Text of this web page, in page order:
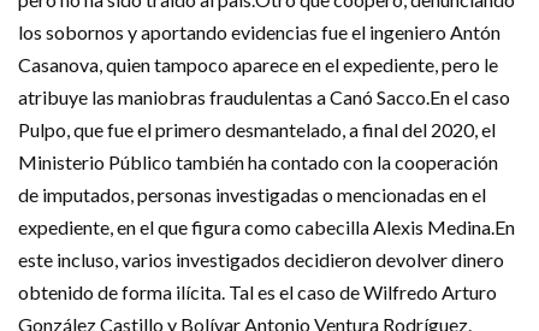
los sobornos y aportando evidencias fue el ingeniero Antón
Casanova, quien tampoco aparece en el expediente, pero le
atribuye las maniobras fraudulentas a Canó Sacco.En el caso
Pulpo, que fue el primero desmantelado, a final del 2020, el
Ministerio Público también ha contado con la cooperación
de imputados, personas investigadas o mencionadas en el
expediente, en el que figura como cabecilla Alexis Medina.En
este incluso, varios investigados decidieron devolver dinero
obtenido de forma ilícita. Tal es el caso de Wilfredo Arturo
González Castillo y Bolívar Antonio Ventura Rodríguez.